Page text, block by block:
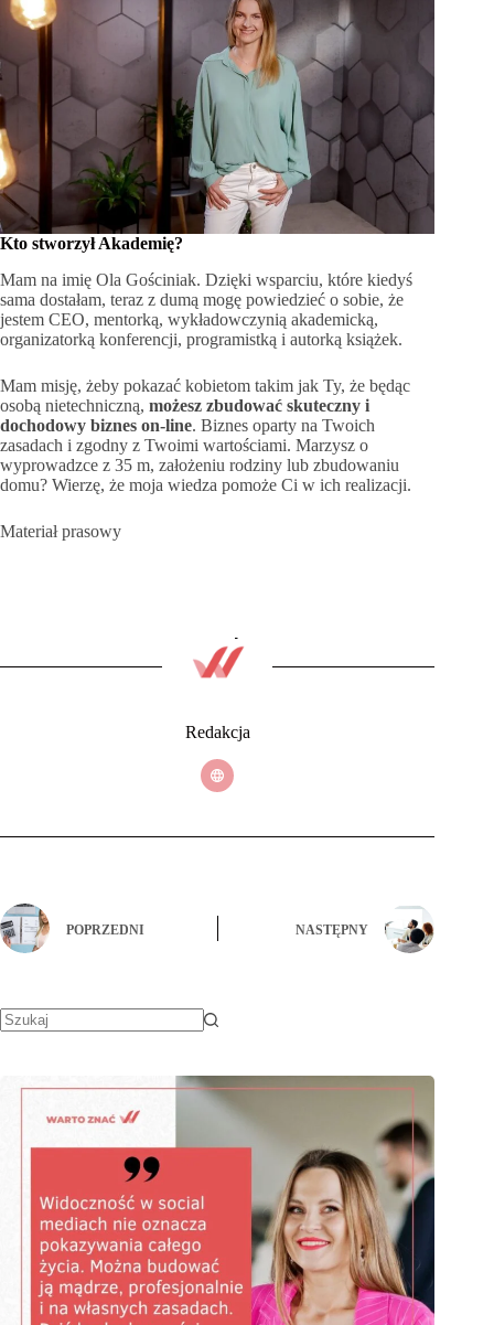
Kto stworzył Akademię?
Mam na imię Ola Gościniak. Dzięki wsparciu, które kiedyś
sama dostałam, teraz z dumą mogę powiedzieć o sobie, że
jestem CEO, mentorką, wykładowczynią akademicką,
organizatorką konferencji, programistką i autorką książek.
Mam misję, żeby pokazać kobietom takim jak Ty, że będąc
osobą nietechniczną, możesz zbudować skuteczny i
dochodowy biznes on-line. Biznes oparty na Twoich
zasadach i zgodny z Twoimi wartościami. Marzysz o
wyprowadzce z 35 m, założeniu rodziny lub zbudowaniu
domu? Wierzę, że moja wiedza pomoże Ci w ich realizacji.
Materiał prasowy
Redakcja
POPRZEDNI NASTĘPNY